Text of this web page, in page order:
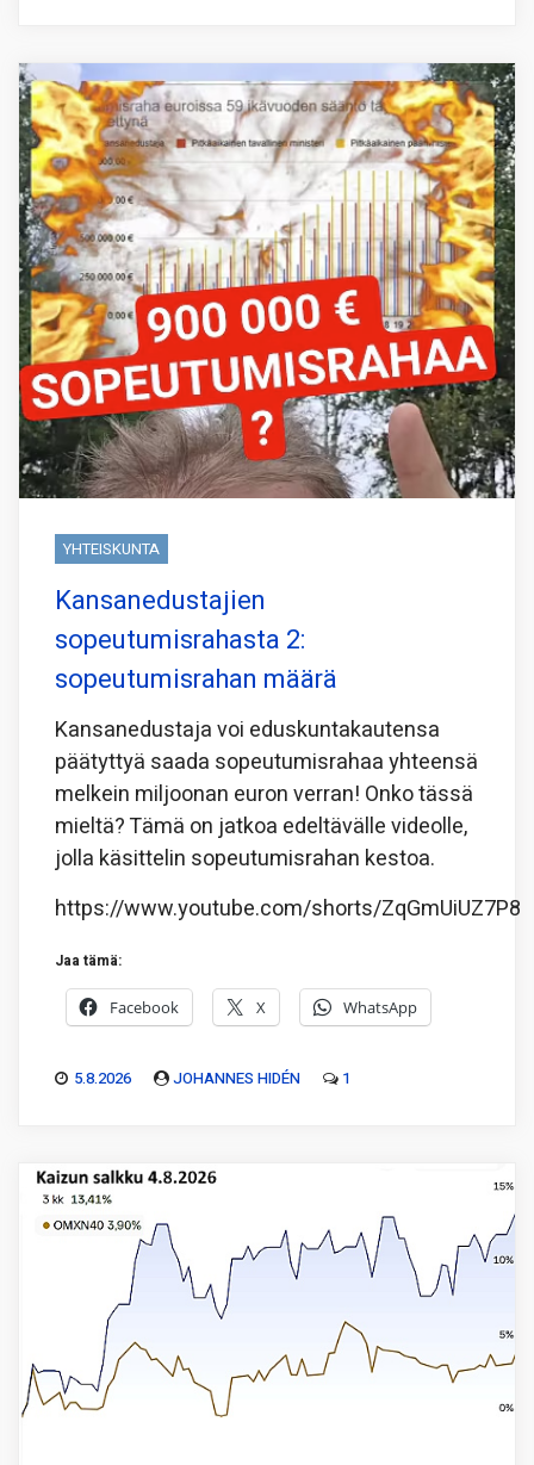
YHTEISKUNTA
Kansanedustajien
sopeutumisrahasta 2:
sopeutumisrahan määrä
Kansanedustaja voi eduskuntakautensa
päätyttyä saada sopeutumisrahaa yhteensä
melkein miljoonan euron verran! Onko tässä
mieltä? Tämä on jatkoa edeltävälle videolle,
jolla käsittelin sopeutumisrahan kestoa.
https://www.youtube.com/shorts/ZqGmUiUZ7P8
Jaa tämä:
Facebook X WhatsApp
5.8.2026 JOHANNES HIDÉN 1